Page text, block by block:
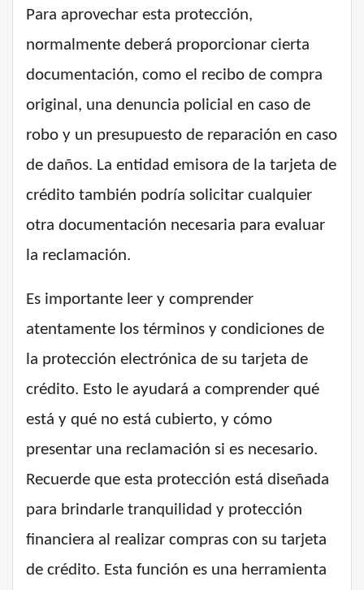
Para aprovechar esta protección,
normalmente deberá proporcionar cierta
documentación, como el recibo de compra
original, una denuncia policial en caso de
robo y un presupuesto de reparación en caso
de daños. La entidad emisora de la tarjeta de
crédito también podría solicitar cualquier
otra documentación necesaria para evaluar
la reclamación.
Es importante leer y comprender
atentamente los términos y condiciones de
la protección electrónica de su tarjeta de
crédito. Esto le ayudará a comprender qué
está y qué no está cubierto, y cómo
presentar una reclamación si es necesario.
Recuerde que esta protección está diseñada
para brindarle tranquilidad y protección
financiera al realizar compras con su tarjeta
de crédito. Esta función es una herramienta